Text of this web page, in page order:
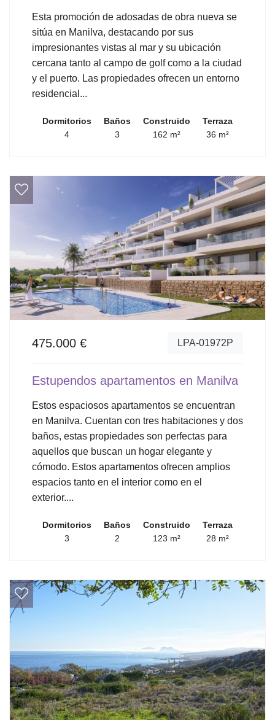
Esta promoción de adosadas de obra nueva se
sitúa en Manilva, destacando por sus
impresionantes vistas al mar y su ubicación
cercana tanto al campo de golf como a la ciudad
y el puerto. Las propiedades ofrecen un entorno
residencial...
Dormitorios
4
Baños
3
Construido
162 m²
Terraza
36 m²
475.000 € LPA-01972P
Estupendos apartamentos en Manilva
Estos espaciosos apartamentos se encuentran
en Manilva. Cuentan con tres habitaciones y dos
baños, estas propiedades son perfectas para
aquellos que buscan un hogar elegante y
cómodo. Estos apartamentos ofrecen amplios
espacios tanto en el interior como en el
exterior....
Dormitorios
3
Baños
2
Construido
123 m²
Terraza
28 m²